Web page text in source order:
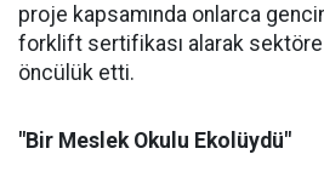
proje kapsamında onlarca
forklift sertifikası alarak sektöre
öncülük etti.
"Bir Meslek Okulu Ekolüydü"